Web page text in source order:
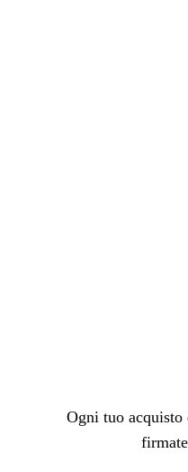
Ogni tuo acquisto